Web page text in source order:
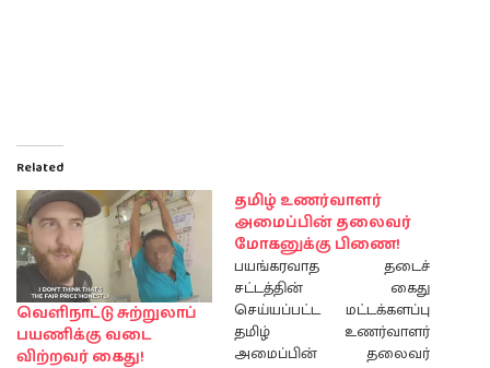
Related
வெளிநாட்டு சுற்றுலாப்
பயணிக்கு வடை
விற்றவர் கைது!
தமிழ் உணர்வாளர்
அமைப்பின் தலைவர்
மோகனுக்கு பிணை!
பயங்கரவாத தடைச்
சட்டத்தின் கைது
செய்யப்பட்ட மட்டக்களப்பு
தமிழ் உணர்வாளர்
அமைப்பின் தலைவர்